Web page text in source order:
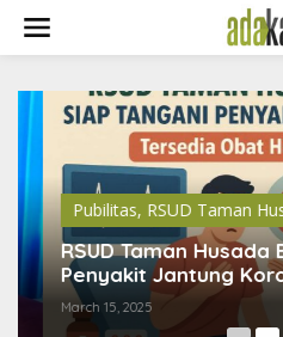
i
Pubilitas,RSUD Taman
RSUD Taman Husada
Penyakit Jantung
Hingga Pasang Ring
March 15, 2025